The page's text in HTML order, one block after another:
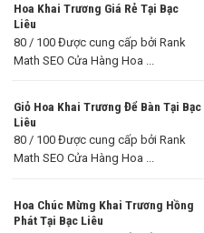
Hoa Khai Trương Giá Rẻ Tại Bạc
Liêu
80 / 100 Được cung cấp bởi Rank
Math SEO Cửa Hàng Hoa ...
Giỏ Hoa Khai Trương Để Bàn Tại Bạc
Liêu
80 / 100 Được cung cấp bởi Rank
Math SEO Cửa Hàng Hoa ...
Hoa Chúc Mừng Khai Trương Hồng
Phát Tại Bạc Liêu